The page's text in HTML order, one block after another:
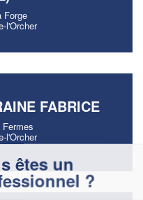
Forge
l'Orcher
FABRICE
l'Orcher
un
?